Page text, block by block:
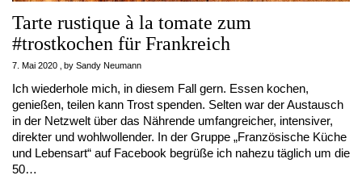
Tarte rustique à la tomate zum
#trostkochen für Frankreich
7. Mai 2020 by Sandy Neumann
Ich wiederhole mich, in diesem Fall gern. Essen kochen,
genießen, teilen kann Trost spenden. Selten war der Austausch
in der Netzwelt über das Nährende umfangreicher, intensiver,
direkter und wohlwollender. In der Gruppe „Französische Küche
und Lebensart“ auf Facebook begrüße ich nahezu täglich um die
50…